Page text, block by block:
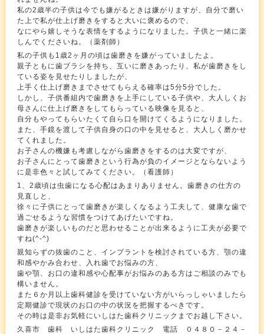
私の2歳半の子供は今でも嫌がるときは嫌がりますが、自分で磨い
た上で私が仕上げ磨きをすると大いに褒めるので、
なにやら嬉しそうな表情をするようになりました。子供と一緒に楽
しんでくださいね。（薬剤師）
私の子供も1歳2ヶ月の頃は歯磨きを嫌がっていましたよ。
親子ともに歯ブラシを持ち、互いに磨きあったり、私が歯磨きをし
ている姿を見せたりしましたが、
上手く仕上げ磨きまでさせてもらえる確率は5分5分でした。
しかし、子供番組内で歯磨きを上手にしている子供や、大人しくお
母さんに仕上げ磨きをしてもらっている映像を見ると、
自分もやってもらいたくて自ら口を開けてくるようになりました。
また、手鏡を渡して子供自身の口の中を見せると、大人しく磨かせ
てくれました。
お子さんの機嫌も考慮しながら歯磨きをするのは大変ですが、
お子さんにとって歯磨きという行為が負のイメージとならないよう
に是非色々と試してみてください。（看護師）
1、2歳頃は虫歯になる心配はあまりありません。歯磨きの仕方の
見直しと、
徐々に子供にとって歯磨きが楽しくなるよう工夫して、健康な歯で
過ごせるような習慣をつけてあげたいですね。
歯磨きが楽しいものだと思わせることが出来るように工夫が必要で
すね(^-^)
親知らずの抜歯のこと、インプラントを検討されている方、顎の違
和感やかみ合わせ、入れ歯でお悩みの方、
歯や顎、お口の違和感や心配事がお悩みのある方はご相談のみでも
構いません。
また６か月以上歯科健診を受けていない方がいらっしゃいましたら
定期健診で現状のお口の中の状況を把握するべきです。
その時は是非お気軽にいしはた歯科クリニックまでお越し下さい。
久喜市 歯科 いしはた歯科クリニック 電話 ０４８０－２４－